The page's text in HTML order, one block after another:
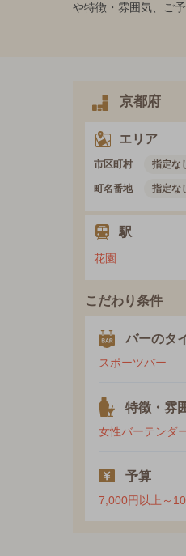
や特徴・雰囲気、ご
京都府
エリア
市区町村 指定な
町名番地 指定な
駅
花園
こだわり条件
バーのタ
スポーツバー
特徴・雰
女性バーテンダ
予算
7,000円以上～